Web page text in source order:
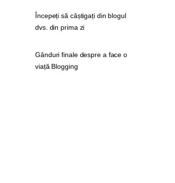
Începeți să câștigați din blogul
dvs. din prima zi
Gânduri finale despre a face o
viață Blogging